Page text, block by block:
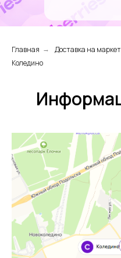
Главная → Доставка на
Коледино